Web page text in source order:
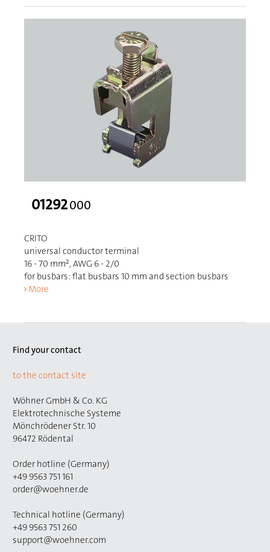
01292000
CRITO
universal conductor terminal
16 - 70 mm², AWG 6 - 2/0
for busbars: flat busbars 10 mm and section busbars
More
Find your contact
to the contact site
Wöhner GmbH & Co. KG
Elektrotechnische Systeme
Mönchrödener Str. 10
96472 Rödental
Order hotline (Germany)
+49 9563 751 161
order@woehner.de
Technical hotline (Germany)
+49 9563 751 260
support@woehner.com